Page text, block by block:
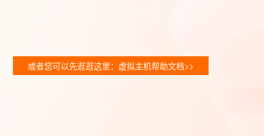
或者您可以先逛逛这里：虚拟主机帮助文档>>